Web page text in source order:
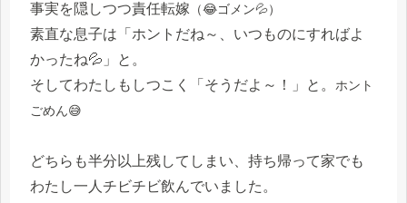
事実を隠しつつ責任転嫁 （😂ゴメン💦）
素直な息子は「ホントだね～、いつものにすればよ
かったね💦」と。
そしてわたしもしつこく「そうだよ～！」と。 ホント
ごめん😅
どちらも半分以上残してしまい、持ち帰って家でも
わたし一人チビチビ飲んでいました。